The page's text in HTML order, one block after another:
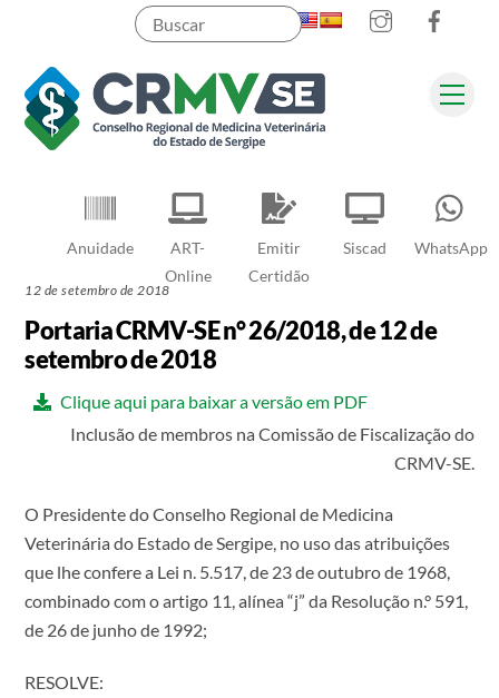
content
Instagram
Anuidade
ART-
Online
Emitir
Certidão
Siscad WhatsApp
12 de setembro de 2018
Portaria CRMV-SE n° 26/2018, de 12 de
setembro de 2018
Clique aqui para baixar a versão em PDF
Inclusão de membros na Comissão de Fiscalização do
CRMV-SE.
O Presidente do Conselho Regional de Medicina
Veterinária do Estado de Sergipe, no uso das atribuições
que lhe confere a Lei n. 5.517, de 23 de outubro de 1968,
combinado com o artigo 11, alínea “j” da Resolução n.° 591,
de 26 de junho de 1992;
RESOLVE: